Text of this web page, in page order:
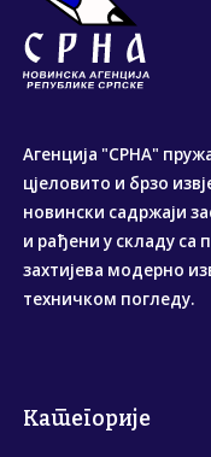
Агенција "СРНА"
цјеловито и брзо
новински садржаји
и рађени у складу
захтијева модерно
техничком погледу.
Категорије